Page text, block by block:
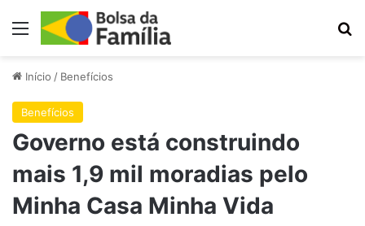
Menu
Início / Benefícios
Benefícios
Governo está construindo
mais 1,9 mil moradias pelo
Minha Casa Minha Vida